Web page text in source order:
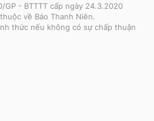
GP - BTTTT cấp ngày 24.3.2020
về Báo Thanh Niên.
thức nếu không có sự chấp thuận